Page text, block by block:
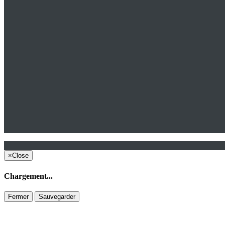
×Close
Chargement...
Fermer Sauvegarder